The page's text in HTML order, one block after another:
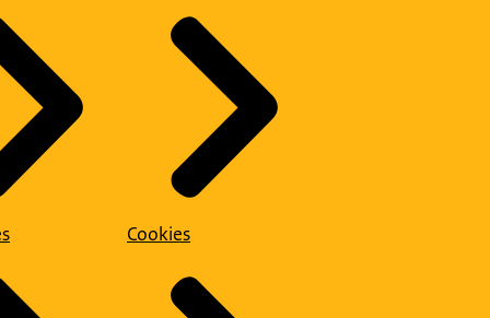
Cookies